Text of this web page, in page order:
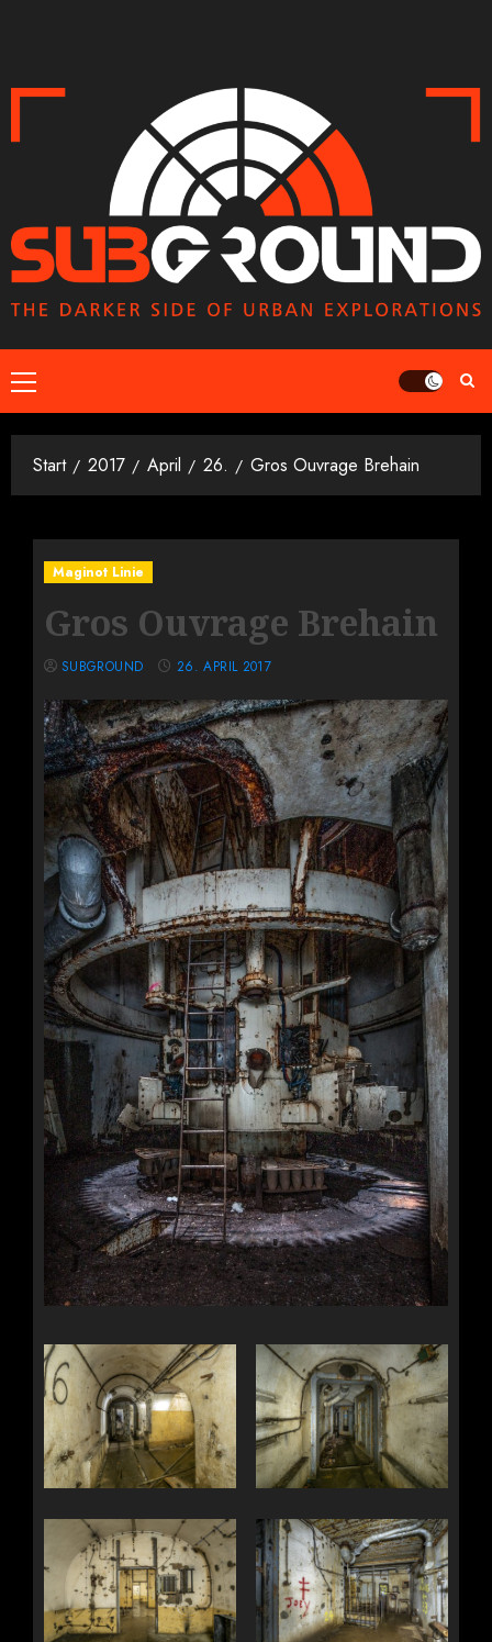
Primäres
Menü
Start 2017 April 26. Gros Ouvrage Brehain
Maginot Linie
Gros Ouvrage Brehain
SUBGROUND 26. APRIL 2017